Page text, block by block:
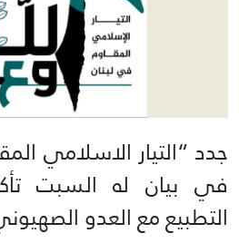
جدد “التيار الاسلامي
في بيان له السبت
التطبيع مع العدو